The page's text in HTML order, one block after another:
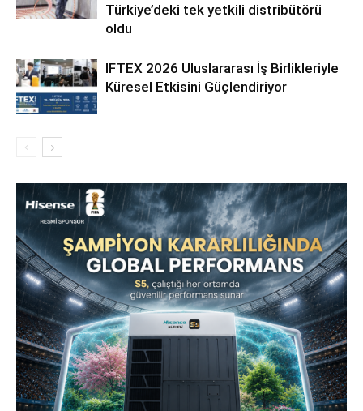
Türkiye’deki tek yetkili distribütörü
oldu
IFTEX 2026 Uluslararası İş Birlikleriyle
Küresel Etkisini Güçlendiriyor